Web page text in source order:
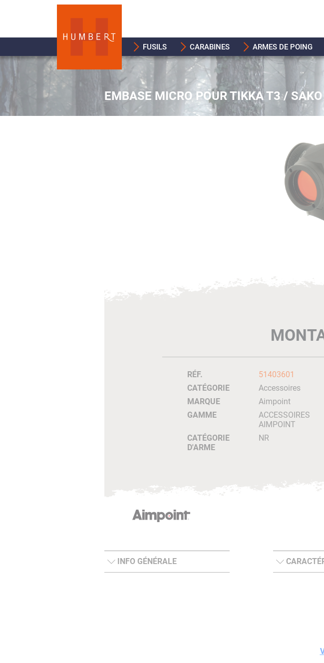
FUSILS CARABINES ARMES DE POING
EMBASE MICRO POUR TIKKA T3 /
RÉF.
51403601
CATÉGORIE
Accessoires
MARQUE
Aimpoint
GAMME
ACCESSOIRES
AIMPOINT
CATÉGORIE
D'ARME
NR
INFO GÉNÉRALE